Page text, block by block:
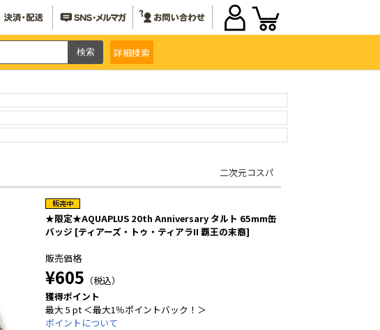
詳細検索
二次元コスパ
★限定★AQUAPLUS 20th Anniversary タルト 65mm缶
バッジ [ティアーズ・トゥ・ティアラII 覇王の末裔]
販売価格
¥605 （税込）
獲得ポイント
最大 5 pt ＜最大1％ポイントバック！＞
ポイントについて